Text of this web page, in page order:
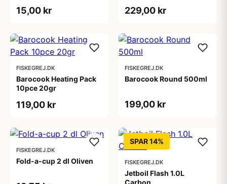
15,00 kr 229,00 kr
FISKEGREJ.DK
Barocook Heating Pack
10pce 20gr
119,00 kr
FISKEGREJ.DK
Barocook Round 500ml
199,00 kr
FISKEGREJ.DK
Fold-a-cup 2 dl Oliven
SPAR 14%
FISKEGREJ.DK
Jetboil Flash 1.0L
Carbon